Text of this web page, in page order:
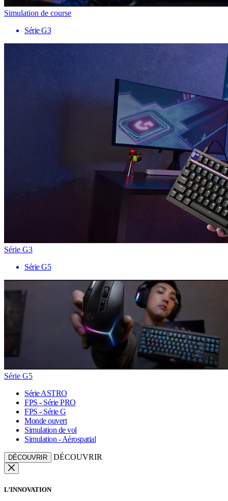
Simulation de course
Série G3
Série G3
Série G5
Série G5
Série ASTRO
FPS - Série PRO
FPS - Série G
Monde ouvert
Simulation de vol
Simulation - Aérospatial
DÉCOUVRIR DÉCOUVRIR
L’INNOVATION